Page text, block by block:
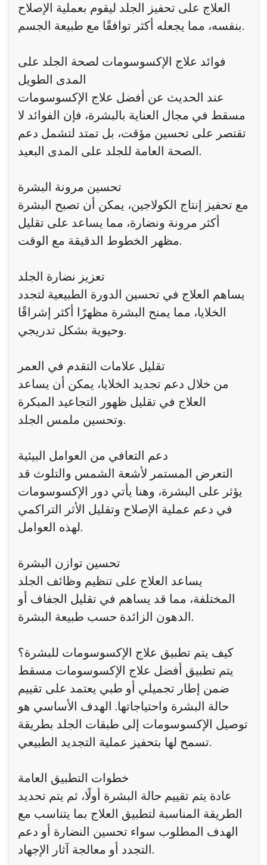
العلاج على تحفيز الجلد ليقوم بعملية الإصلاح
بنفسه، مما يجعله أكثر توافقًا مع طبيعة الجسم.
فوائد علاج الإكسوسومات لصحة الجلد على
المدى الطويل
عند الحديث عن أفضل علاج الإكسوسومات
مسقط في مجال العناية بالبشرة، فإن الفوائد لا
تقتصر على تحسين مؤقت، بل تمتد لتشمل دعم
الصحة العامة للجلد على المدى البعيد.
تحسين مرونة البشرة
مع تحفيز إنتاج الكولاجين، يمكن أن تصبح البشرة
أكثر مرونة ونضارة، مما يساعد على تقليل
مظهر الخطوط الدقيقة مع الوقت.
تعزيز نضارة الجلد
يساهم العلاج في تحسين الدورة الطبيعية لتجدد
الخلايا، مما يمنح البشرة مظهرًا أكثر إشراقًا
وحيوية بشكل تدريجي.
تقليل علامات التقدم في العمر
من خلال دعم تجديد الخلايا، يمكن أن يساعد
العلاج في تقليل ظهور التجاعيد المبكرة
وتحسين ملمس الجلد.
دعم التعافي من العوامل البيئية
التعرض المستمر لأشعة الشمس والتلوث قد
يؤثر على البشرة، وهنا يأتي دور الإكسوسومات
في دعم عملية الإصلاح وتقليل الأثر التراكمي
لهذه العوامل.
تحسين توازن البشرة
يساعد العلاج على تنظيم وظائف الجلد
المختلفة، مما قد يساهم في تقليل الجفاف أو
الدهون الزائدة حسب طبيعة البشرة.
كيف يتم تطبيق علاج الإكسوسومات للبشرة؟
يتم تطبيق أفضل علاج الإكسوسومات مسقط
ضمن إطار تجميلي أو طبي يعتمد على تقييم
حالة البشرة واحتياجاتها. الهدف الأساسي هو
توصيل الإكسوسومات إلى طبقات الجلد بطريقة
تسمح لها بتحفيز عملية التجديد الطبيعي.
خطوات التطبيق العامة
عادة يتم تقييم حالة البشرة أولًا، ثم يتم تحديد
الطريقة المناسبة لتطبيق العلاج بما يتناسب مع
الهدف المطلوب سواء تحسين النضارة أو دعم
التجدد أو معالجة آثار الإجهاد.